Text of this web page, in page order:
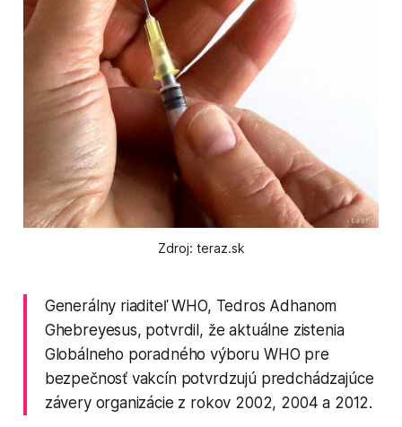
Zdroj: teraz.sk
Generálny riaditeľ WHO, Tedros Adhanom
Ghebreyesus, potvrdil, že aktuálne zistenia
Globálneho poradného výboru WHO pre
bezpečnosť vakcín potvrdzujú predchádzajúce
závery organizácie z rokov 2002, 2004 a 2012.